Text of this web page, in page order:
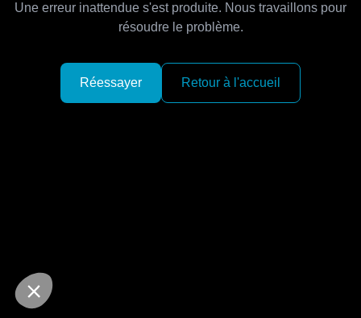
Une erreur inattendue s'est produite. Nous travaillons pour
résoudre le problème.
Réessayer Retour à l'accueil